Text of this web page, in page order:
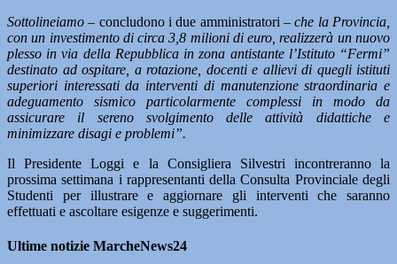
Sottolineiamo – concludono i due amministratori – che la Provincia,
con un investimento di circa 3,8 milioni di euro, realizzerà un nuovo
plesso in via della Repubblica in zona antistante l’Istituto “Fermi”
destinato ad ospitare, a rotazione, docenti e allievi di quegli istituti
superiori interessati da interventi di manutenzione straordinaria e
adeguamento sismico particolarmente complessi in modo da
assicurare il sereno svolgimento delle attività didattiche e
minimizzare disagi e problemi”.
Il Presidente Loggi e la Consigliera Silvestri incontreranno la
prossima settimana i rappresentanti della Consulta Provinciale degli
Studenti per illustrare e aggiornare gli interventi che saranno
effettuati e ascoltare esigenze e suggerimenti.
Ultime notizie MarcheNews24